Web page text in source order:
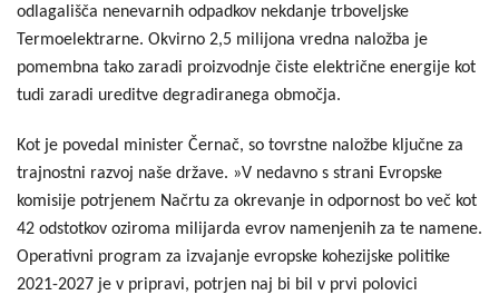
odlagališča nenevarnih odpadkov nekdanje trboveljske
Termoelektrarne. Okvirno 2,5 milijona vredna naložba je
pomembna tako zaradi proizvodnje čiste električne energije kot
tudi zaradi ureditve degradiranega območja.
Kot je povedal minister Černač, so tovrstne naložbe ključne za
trajnostni razvoj naše države. »V nedavno s strani Evropske
komisije potrjenem Načrtu za okrevanje in odpornost bo več kot
42 odstotkov oziroma milijarda evrov namenjenih za te namene.
Operativni program za izvajanje evropske kohezijske politike
2021-2027 je v pripravi, potrjen naj bi bil v prvi polovici